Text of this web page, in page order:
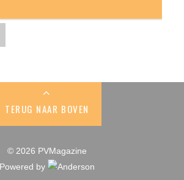
TERUG NAAR BOVEN
© 2026 PVMagazine
Powered by